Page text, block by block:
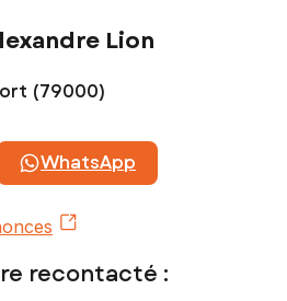
Lion
(79000)
WhatsApp
recontacté :